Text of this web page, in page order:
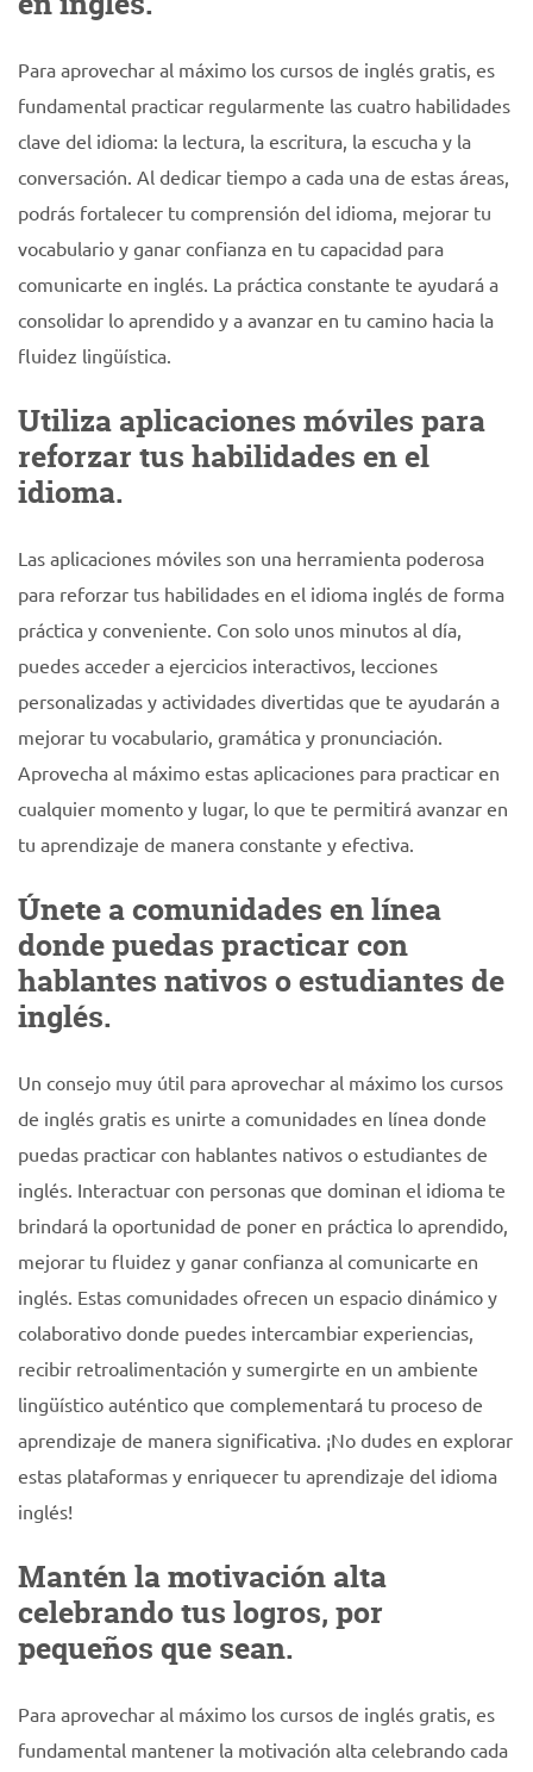
Para aprovechar al máximo los cursos de inglés gratis, es
fundamental practicar regularmente las cuatro habilidades
clave del idioma: la lectura, la escritura, la escucha y la
conversación. Al dedicar tiempo a cada una de estas áreas,
podrás fortalecer tu comprensión del idioma, mejorar tu
vocabulario y ganar confianza en tu capacidad para
comunicarte en inglés. La práctica constante te ayudará a
consolidar lo aprendido y a avanzar en tu camino hacia la
fluidez lingüística.
Utiliza aplicaciones móviles para
reforzar tus habilidades en el
idioma.
Las aplicaciones móviles son una herramienta poderosa
para reforzar tus habilidades en el idioma inglés de forma
práctica y conveniente. Con solo unos minutos al día,
puedes acceder a ejercicios interactivos, lecciones
personalizadas y actividades divertidas que te ayudarán a
mejorar tu vocabulario, gramática y pronunciación.
Aprovecha al máximo estas aplicaciones para practicar en
cualquier momento y lugar, lo que te permitirá avanzar en
tu aprendizaje de manera constante y efectiva.
Únete a comunidades en línea
donde puedas practicar con
hablantes nativos o estudiantes de
inglés.
Un consejo muy útil para aprovechar al máximo los cursos
de inglés gratis es unirte a comunidades en línea donde
puedas practicar con hablantes nativos o estudiantes de
inglés. Interactuar con personas que dominan el idioma te
brindará la oportunidad de poner en práctica lo aprendido,
mejorar tu fluidez y ganar confianza al comunicarte en
inglés. Estas comunidades ofrecen un espacio dinámico y
colaborativo donde puedes intercambiar experiencias,
recibir retroalimentación y sumergirte en un ambiente
lingüístico auténtico que complementará tu proceso de
aprendizaje de manera significativa. ¡No dudes en explorar
estas plataformas y enriquecer tu aprendizaje del idioma
inglés!
Mantén la motivación alta
celebrando tus logros, por
pequeños que sean.
Para aprovechar al máximo los cursos de inglés gratis, es
fundamental mantener la motivación alta celebrando cada